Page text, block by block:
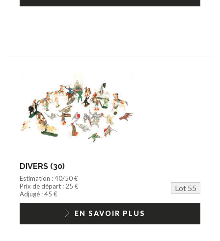
DIVERS (30)
Estimation : 40/50 €
Prix de départ : 25 €
Lot 55
Adjugé : 45 €
EN SAVOIR PLUS